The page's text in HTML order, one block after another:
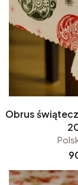
Obrus